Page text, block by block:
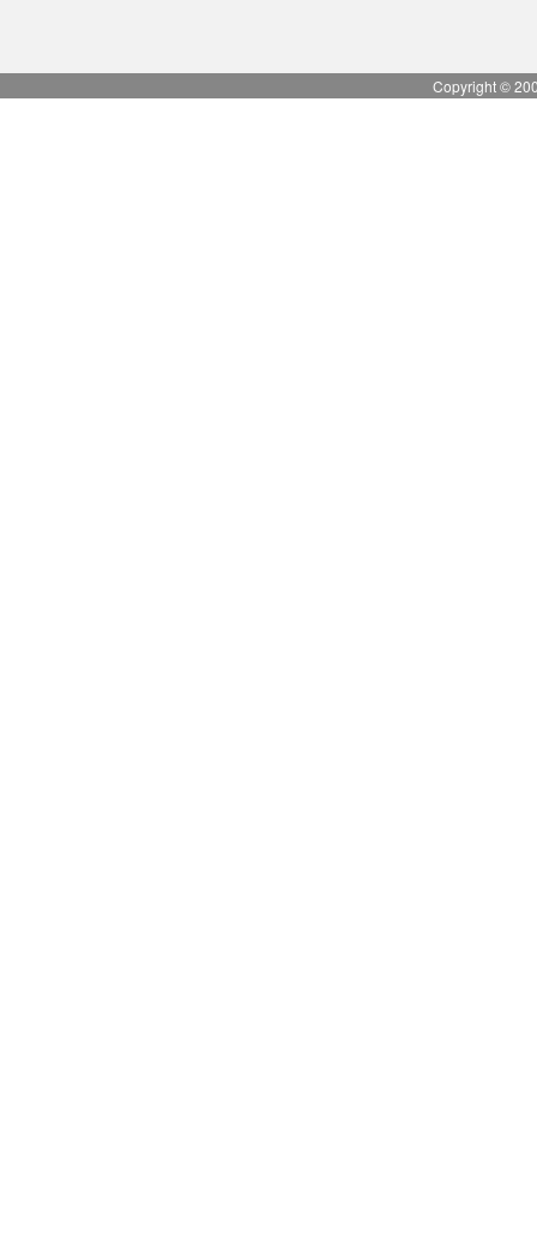
Copyright ©